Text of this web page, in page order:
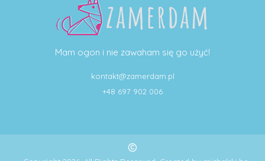
Mam ogon i nie zawaham się go użyć!
kontakt@zamerdam.pl
+48 697 902 006